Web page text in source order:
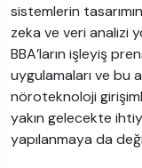
sistemlerin
zeka ve veri analizi
BBA’ların işleyiş
uygulamaları ve bu
nöroteknoloji
yakın gelecekte
yapılanmaya da